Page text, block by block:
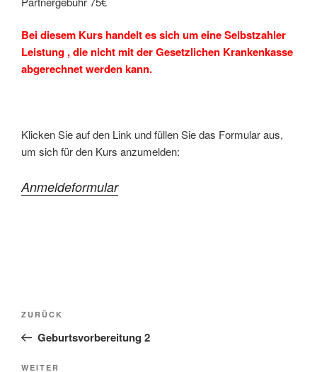
Bei diesem Kurs handelt es sich um eine Selbstzahler
Leistung , die nicht mit der Gesetzlichen Krankenkasse
abgerechnet werden kann.
Klicken Sie auf den Link und füllen Sie das Formular aus,
um sich für den Kurs anzumelden:
Anmeldeformular
ZURÜCK
Geburtsvorbereitung 2
WEITER